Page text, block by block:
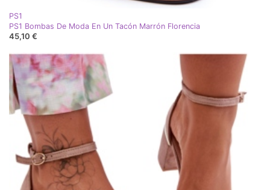
PS1
PS1 Bombas De Moda En Un Tacón Marrón Florencia
45,10 €